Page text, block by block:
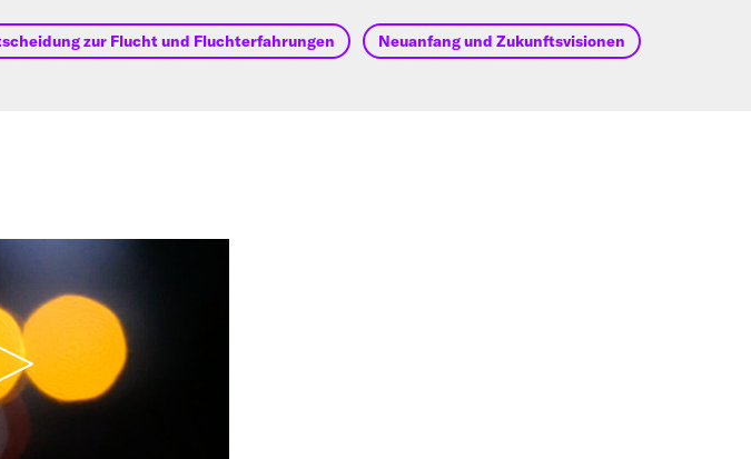
zur Flucht und Fluchterfahrungen Neuanfang und Zukunftsvisionen